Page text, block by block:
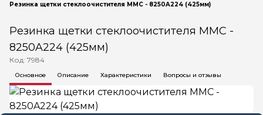
Резинка щетки стеклоочистителя MMC - 8250A224 (425мм)
Резинка щетки стеклоочистителя MMC -
8250A224 (425мм)
Код: 7984
Основное Описание Характеристики Вопросы и отзывы